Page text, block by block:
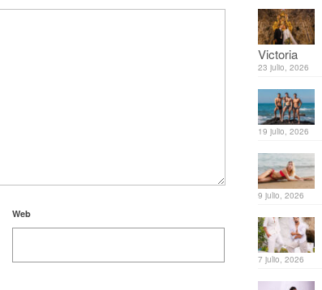
Web
Victoria
23 julio, 2026
19 julio, 2026
9 julio, 2026
7 julio, 2026